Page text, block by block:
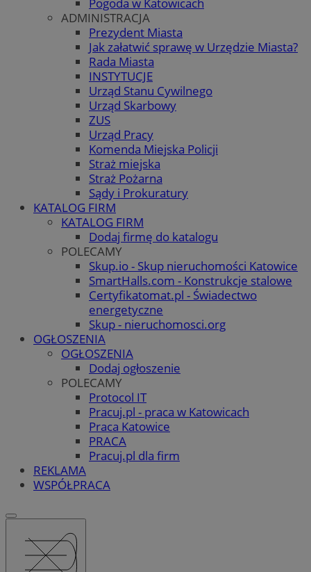
ADMINISTRACJA
Prezydent Miasta
Jak załatwić sprawę w Urzędzie Miasta?
Rada Miasta
INSTYTUCJE
Urząd Stanu Cywilnego
Urząd Skarbowy
ZUS
Urząd Pracy
Komenda Miejska Policji
Straż miejska
Straż Pożarna
Sądy i Prokuratury
KATALOG FIRM
KATALOG FIRM
Dodaj firmę do katalogu
POLECAMY
Skup.io - Skup nieruchomości Katowice
SmartHalls.com - Konstrukcje stalowe
Certyfikatomat.pl - Świadectwo
energetyczne
Skup - nieruchomosci.org
OGŁOSZENIA
OGŁOSZENIA
Dodaj ogłoszenie
POLECAMY
Protocol IT
Pracuj.pl - praca w Katowicach
Praca Katowice
PRACA
Pracuj.pl dla firm
REKLAMA
WSPÓŁPRACA